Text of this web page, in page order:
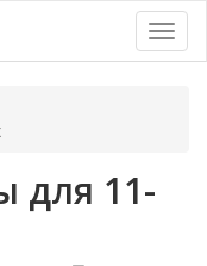
для 11-